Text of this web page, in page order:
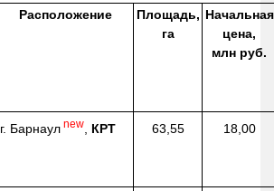
Расположение
Площадь,
га
Начальная
цена,
млн руб.
г. Барнаул new КРТ 63,55 18,00